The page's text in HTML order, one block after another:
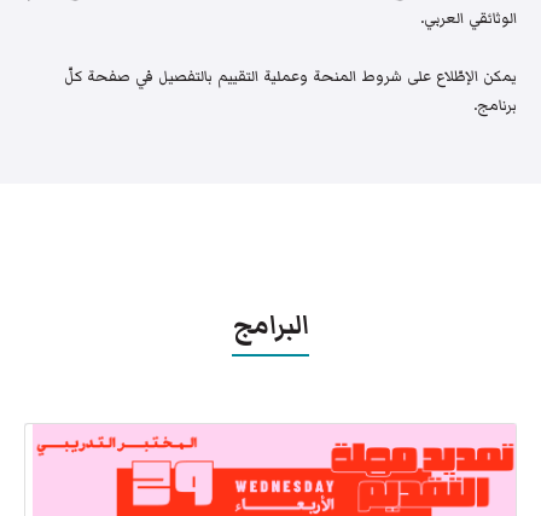
الوثائقي العربي.
يمكن الإطّلاع على شروط المنحة وعملية التقييم بالتفصيل في صفحة كلّ
برنامج.
البرامج